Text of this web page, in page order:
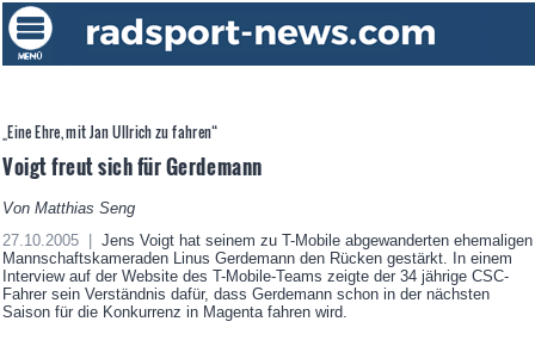
„Eine Ehre, mit Jan Ullrich zu fahren“
Voigt freut sich für Gerdemann
Von Matthias Seng
27.10.2005 |
Jens Voigt hat seinem zu T-Mobile abgewanderten ehemaligen
Mannschaftskameraden Linus Gerdemann den Rücken gestärkt. In einem
Interview auf der Website des T-Mobile-Teams zeigte der 34 jährige CSC-
Fahrer sein Verständnis dafür, dass Gerdemann schon in der nächsten
Saison für die Konkurrenz in Magenta fahren wird.